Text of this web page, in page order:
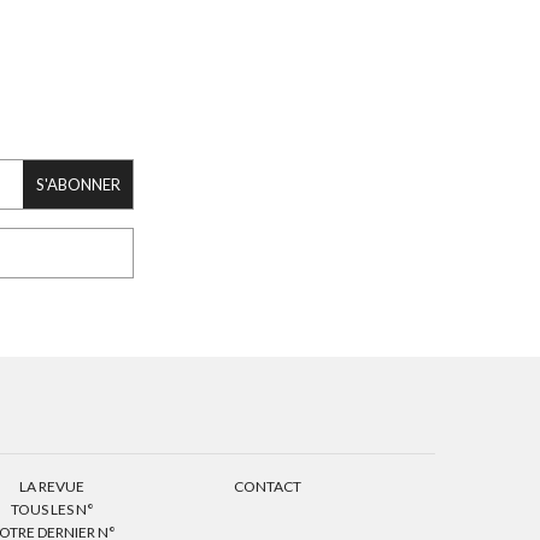
S'ABONNER
LA REVUE
TOUS LES N°
DERNIER N°
CONTACT